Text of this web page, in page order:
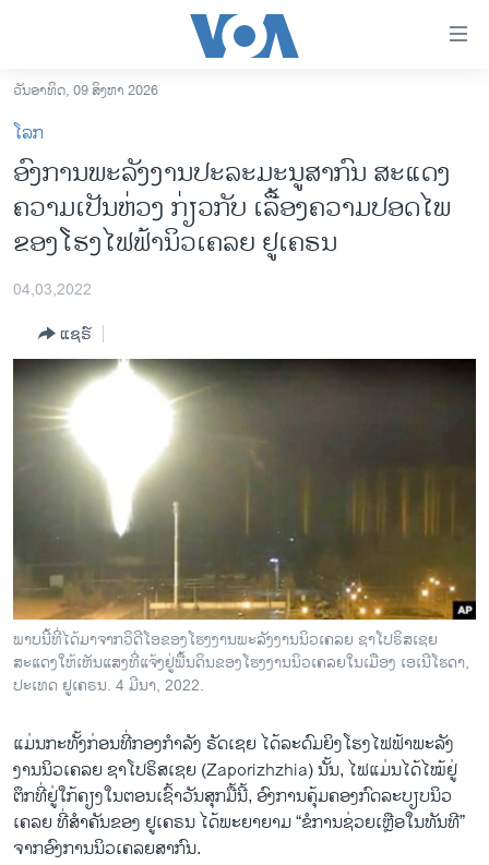
ເຂົ້າ
ຫາ
ຂ້າມ
ຂ້າມ
ຂ້າມ
ໄປ
ຫາ
ຊອກ
ລາວ
ອາເມຣິກາ
ການເລືອກຕັ້ງ ປະທານາທີບໍດີ ສະຫະລັດ 2024
ອິດສະຫຼະພາບດ້ານການຂ່າວ
ຊີວິດຊາວລາວ
ຊຸມຊົນຊາວລາວ
ວິທະຍາສາດ-ເທັກໂນໂລຈີ
ທຸລະກິດ
ພາສາອັງກິດ
ວີດີໂອ
ສຽງ
ລາຍງານ
ພາສາຕ່າງໆ
ວັນອາທິດ, 09 ສິງຫາ 2026
ໂລກ
ອົງ​ການ​ພະ​ລັງ​ງານ​ປ​ະ​ລະ​ມະ​ນູ​ສາ​ກົນ ສະ​ແດງ​
ຄວາມ​ເປັນ​ຫ່ວງ ​ກ່ຽວ​ກັບ ​ເລື້ອງ​ຄວາມ​ປອດ​ໄພ
ຂອງ​ໂຮງ​ໄຟ​ຟ້າ​ນິວ​ເຄ​ລຍ ຢູ​ເຄ​ຣນ
04,03,2022
ແຊຣ໌
ພາບນີ້ທີ່ໄດ້ມາຈາກວິດີໂອຂອງໂຮງງານພະລັງງານນິວເຄລຍ ຊາໂປຣິສເຊຍ
ສະແດງໃຫ້ເຫັນແສງທີ່ແຈ້ງຢູ່ພື້ນດິນຂອງໂຮງງານນິວເຄລຍໃນເມືອງ ເອເນີໂຮດາ,
ປະເທດ ຢູເຄຣນ. 4 ມີນາ, 2022.
ແມ່ນກະທັ້ງກ່ອນທີ່ກອງກຳລັງ ຣັດເຊຍ ໄດ້ລະດົມຍິງໂຮງໄຟ​ຟ້າພະລັງ
ງານນິວເຄລຍ ຊາໂປຣິສເຊຍ (Zaporizhzhia) ນັ້ນ, ໄຟແມ່ນໄດ້ໄໝ້ຢູ່
ຕຶກທີ່ຢູ່ໃກ້ຄຽງໃນຕອນເຊົ້າວັນສຸກມື້ນີ້, ອົງການ​ຄຸ້ມ​ຄອງກົດລະບຽບນິວ
ເຄລຍ ທີ່ສຳຄັນຂອງ ຢູເຄຣນ ໄດ້ພະຍາຍາມ “ຂໍການຊ່ວຍເຫຼືອໃນທັນທີ”
ຈາກອົງການນິວເຄລຍສາກົນ.